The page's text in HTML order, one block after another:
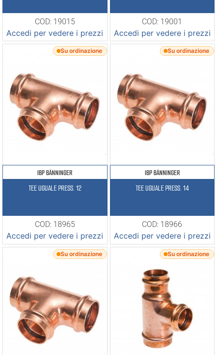
COD: 19015
Accedi per vedere i prezzi
COD: 19001
Accedi per vedere i prezzi
Su ordinazione
IBP BÄNNINGER
TEE UGUALE PRESS. 12
COD: 18965
Accedi per vedere i prezzi
Su ordinazione
IBP BÄNNINGER
TEE UGUALE PRESS. 14
COD: 18966
Accedi per vedere i prezzi
Su ordinazione Su ordinazione